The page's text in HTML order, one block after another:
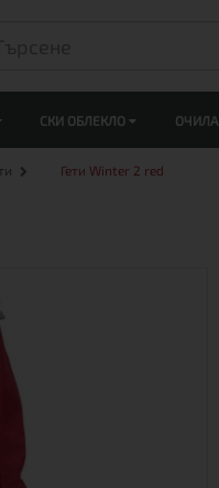
СКИ ОБЛЕКЛО ОЧИЛА
Гети Winter 2 red